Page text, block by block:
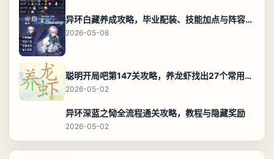
异环白藏养成攻略，毕业配装、技能加点与阵容搭配保姆级解析
2026-05-08
聪明开局吧第147关攻略，养龙虾找出27个常用字通关答案
2026-05-02
异环深蓝之恸全流程通关攻略，教程与隐藏奖励
2026-05-02